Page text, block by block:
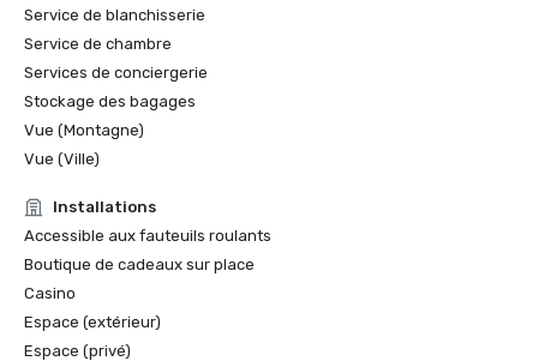
Service de blanchisserie
Service de chambre
Services de conciergerie
Stockage des bagages
Vue (Montagne)
Vue (Ville)
Installations
Accessible aux fauteuils roulants
Boutique de cadeaux sur place
Casino
Espace (extérieur)
Espace (privé)